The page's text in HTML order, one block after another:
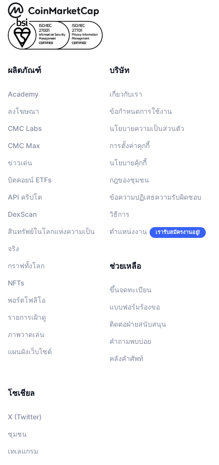
ผลิตภัณฑ์
Academy
ลงโฆษณา
CMC Labs
CMC Max
ข่าวเด่น
บิตคอยน์ ETFs
API คริปโต
DexScan
สินทรัพย์ในโลกแห่งความเป็น
จริง
กราฟทั้งโลก
NFTs
พอร์ตโฟลิโอ
รายการเฝ้าดู
ภาพวาดเล่น
แผนผังเว็บไซต์
บริษัท
เกี่ยวกับเรา
ข้อกำหนดการใช้งาน
นโยบายความเป็นส่วนตัว
การตั้งค่าคุกกี้
นโยบายคุ้กกี้
กฎของชุมชน
ข้อความปฏิเสธความรับผิดชอบ
วิธีการ
ตำแหน่งงาน เรารับสมัครงานอยู่!
ช่วยเหลือ
ขึ้นจดทะเบียน
แบบฟอร์มร้องขอ
ติดต่อฝ่ายสนับสนุน
คำถามพบบ่อย
คลังคำศัพท์
โซเชียล
X (Twitter)
ชุมชน
เทเลแกรม